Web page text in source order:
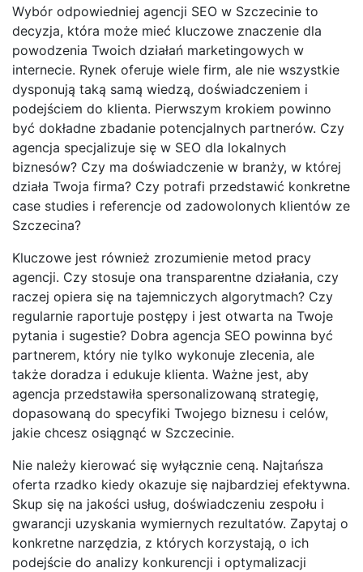
Wybór odpowiedniej agencji SEO w Szczecinie to
decyzja, która może mieć kluczowe znaczenie dla
powodzenia Twoich działań marketingowych w
internecie. Rynek oferuje wiele firm, ale nie wszystkie
dysponują taką samą wiedzą, doświadczeniem i
podejściem do klienta. Pierwszym krokiem powinno
być dokładne zbadanie potencjalnych partnerów. Czy
agencja specjalizuje się w SEO dla lokalnych
biznesów? Czy ma doświadczenie w branży, w której
działa Twoja firma? Czy potrafi przedstawić konkretne
case studies i referencje od zadowolonych klientów ze
Szczecina?
Kluczowe jest również zrozumienie metod pracy
agencji. Czy stosuje ona transparentne działania, czy
raczej opiera się na tajemniczych algorytmach? Czy
regularnie raportuje postępy i jest otwarta na Twoje
pytania i sugestie? Dobra agencja SEO powinna być
partnerem, który nie tylko wykonuje zlecenia, ale
także doradza i edukuje klienta. Ważne jest, aby
agencja przedstawiła spersonalizowaną strategię,
dopasowaną do specyfiki Twojego biznesu i celów,
jakie chcesz osiągnąć w Szczecinie.
Nie należy kierować się wyłącznie ceną. Najtańsza
oferta rzadko kiedy okazuje się najbardziej efektywna.
Skup się na jakości usług, doświadczeniu zespołu i
gwarancji uzyskania wymiernych rezultatów. Zapytaj o
konkretne narzędzia, z których korzystają, o ich
podejście do analizy konkurencji i optymalizacji